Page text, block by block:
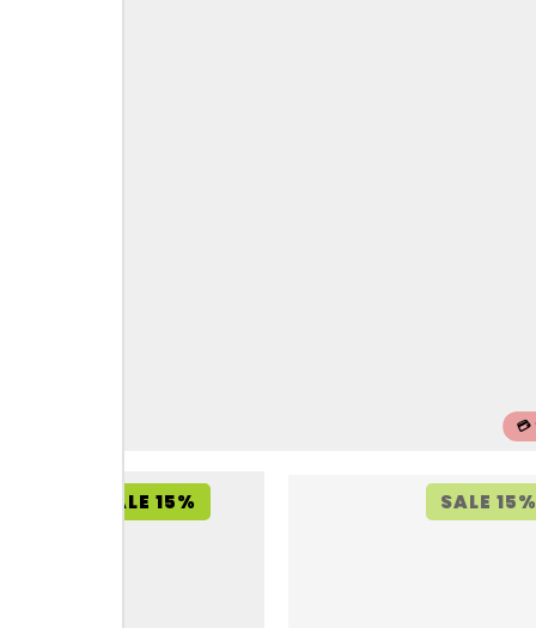
💳
SALE 15% SALE 15%